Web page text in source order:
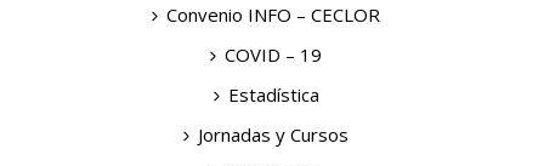
Convenio INFO – CECLOR
COVID – 19
Estadística
Jornadas y Cursos